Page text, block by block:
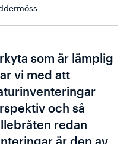
som är lämplig
vi med att
och så
redan